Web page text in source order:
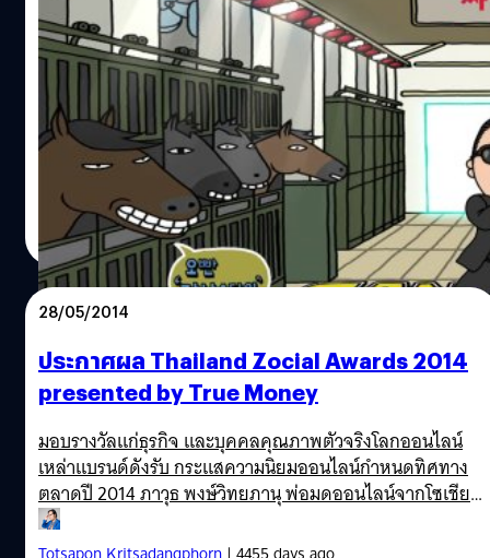
กังนัมสไตล์ ยอดวิวใน Youtube ทะลุ 2,000
ล้านครั้งแล้วจ้า
เพลงเกาหลีที่สร้างกระแสท่าเต้นควบม้าดังไปทั่วโลกอย่าง
Gungnam Style ของ Psy ดังเปรี้ยงตั้งแต่เมื่อประมาณ 2 ปีที่
แล้ว มาจวบจนถึงวันนี้ คลิปกังนัมสไตล์ได้มียอดวิวทะลุ 2 พัน
ล้านครั้งไปเป็นที่เรียบร้อยแล้ว เมื่อวันศุกร์ที่ 30 พฤษภาคม
2014 ที่ผ่านมา
Anurat Klikrom| 4450 days ago
Read More
28/05/2014
ประกาศผล Thailand Zocial Awards 2014
presented by True Money
มอบรางวัลแก่ธุรกิจ และบุคคลคุณภาพตัวจริงโลกออนไลน์
เหล่าแบรนด์ดังรับ กระแสความนิยมออนไลน์กำหนดทิศทาง
ตลาดปี 2014 ภาวุธ พงษ์วิทยภานุ พ่อมดออนไลน์จากโซเชียล
อิงค์(Zocial inc) จัดงาน Thailand Zocial Awards 2014
presented by True Money แจกรางวัลให้แก่นักธุรกิจและ